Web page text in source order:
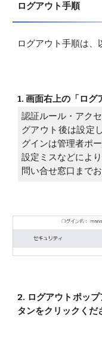
ログアウト手順
ログアウト手順は、
1. 画面右上の「ログ
認証ルール・アク
グアウト後は設定
グインは管理者ポ
設定ミスなどによ
問い合せ窓口まで
2. ログアウトポッ
タンをクリックくだ